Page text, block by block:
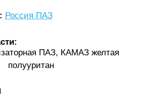
Россия ПАЗ
ПАЗ, КАМАЗ желтая
полууритан